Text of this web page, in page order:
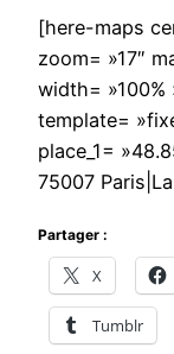
[here-maps
zoom= »17″
width=
template=
place_1=
75007
Partager :
X
Tumblr